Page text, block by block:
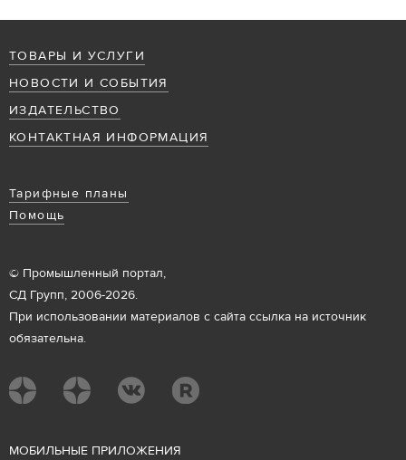
ТОВАРЫ И УСЛУГИ
НОВОСТИ И СОБЫТИЯ
ИЗДАТЕЛЬСТВО
КОНТАКТНАЯ ИНФОРМАЦИЯ
Тарифные планы
Помощь
© Промышленный портал,
СД Групп, 2006-2026.
При использовании материалов с сайта ссылка на источник
обязательна.
МОБИЛЬНЫЕ ПРИЛОЖЕНИЯ